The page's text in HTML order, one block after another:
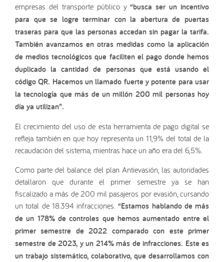
empresas del transporte público y“busca ser un incentivo
para que se logre terminar con la abertura de puertas
traseras para que las personas accedan sin pagar la tarifa.
También avanzamos en otras medidas como la aplicación
de medios tecnológicos que faciliten el pago donde hemos
duplicado la cantidad de personas que está usando el
código QR. Hacemos un llamado fuerte y potente para usar
la tecnología que más de un millón 200 mil personas hoy
día ya utilizan”.
El crecimiento del uso de esta herramienta de pago digital se
refleja también en que hoy representa un 11,9% del total de la
recaudación del sistema, mientras hace un año era del 6,5%.
Como parte del balance del plan Antievasión, las autoridades
detallaron que durante el primer semestre ya se han
fiscalizado a más de 200 mil pasajeros por evasión, cursando
un total de 18.394 infracciones.“Estamos hablando de más
de un 178% de controles que hemos aumentado entre el
primer semestre de 2022 comparado con este primer
semestre de 2023, y un 214% más de infracciones. Este es
un trabajo sistemático, colaborativo, que desarrollamos con